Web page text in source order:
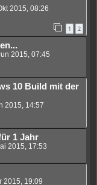
2015, 08:26
1 2
2015, 07:45
10 Build mit der
2015, 14:57
1 Jahr
2015, 17:53
2015, 19:09